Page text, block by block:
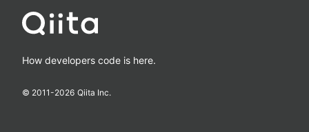
How developers code is here.
© 2011-2026 Qiita Inc.